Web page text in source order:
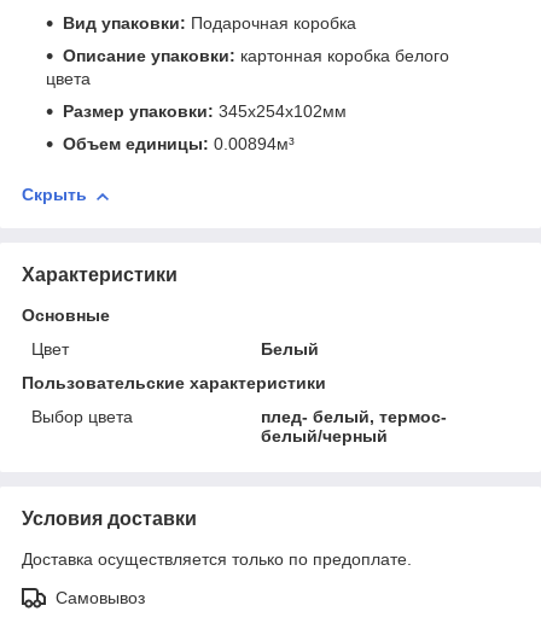
Вид упаковки: Подарочная коробка
Описание упаковки: картонная коробка белого
цвета
Размер упаковки: 345x254x102мм
Объем единицы: 0.00894м³
Скрыть
Характеристики
Основные
Цвет
Белый
Пользовательские характеристики
Выбор цвета
плед- белый, термос-
белый/черный
Условия доставки
Доставка осуществляется только по предоплате.
Самовывоз